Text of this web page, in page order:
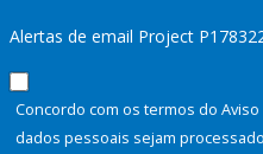
Alertas de email Project
Concordo com os termos do
dados pessoais sejam